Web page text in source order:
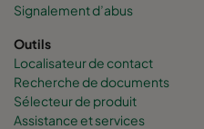
Signalement d’abus
Outils
Localisateur de contact
Recherche de documents
Sélecteur de produit
Assistance et services